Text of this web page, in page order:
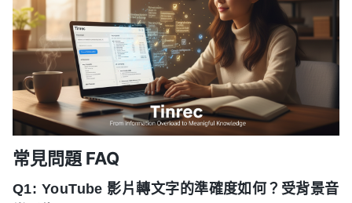
常見問題 FAQ
Q1: YouTube 影片轉文字的準確度如何？受背景音